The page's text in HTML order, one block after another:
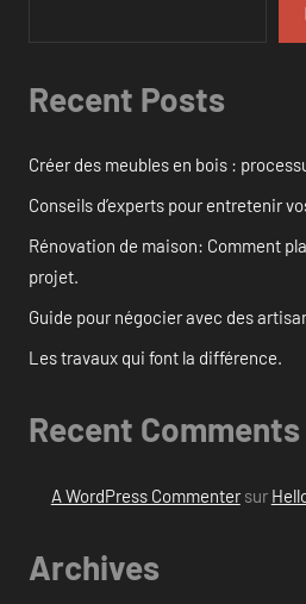
Recent Posts
Créer des meubles en bois :
Conseils d’experts pour entretenir
Rénovation de maison: Comment
projet.
Guide pour négocier avec des
Les travaux qui font la différence.
Recent Comments
A WordPress Commentersur
Archives